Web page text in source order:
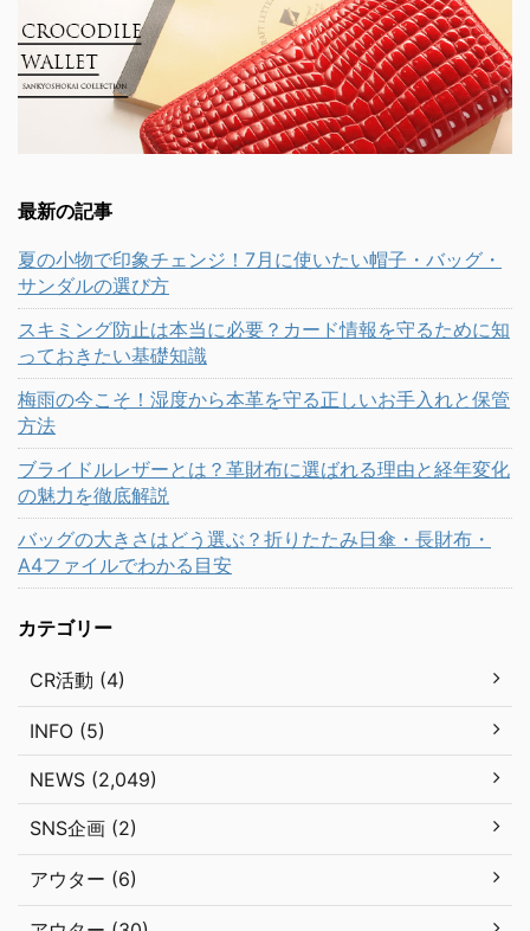
最新の記事
夏の小物で印象チェンジ！7月に使いたい帽子・バッグ・
サンダルの選び方
スキミング防止は本当に必要？カード情報を守るために知
っておきたい基礎知識
梅雨の今こそ！湿度から本革を守る正しいお手入れと保管
方法
ブライドルレザーとは？革財布に選ばれる理由と経年変化
の魅力を徹底解説
バッグの大きさはどう選ぶ？折りたたみ日傘・長財布・
A4ファイルでわかる目安
カテゴリー
CR活動 (4)
INFO (5)
NEWS (2,049)
SNS企画 (2)
アウター (6)